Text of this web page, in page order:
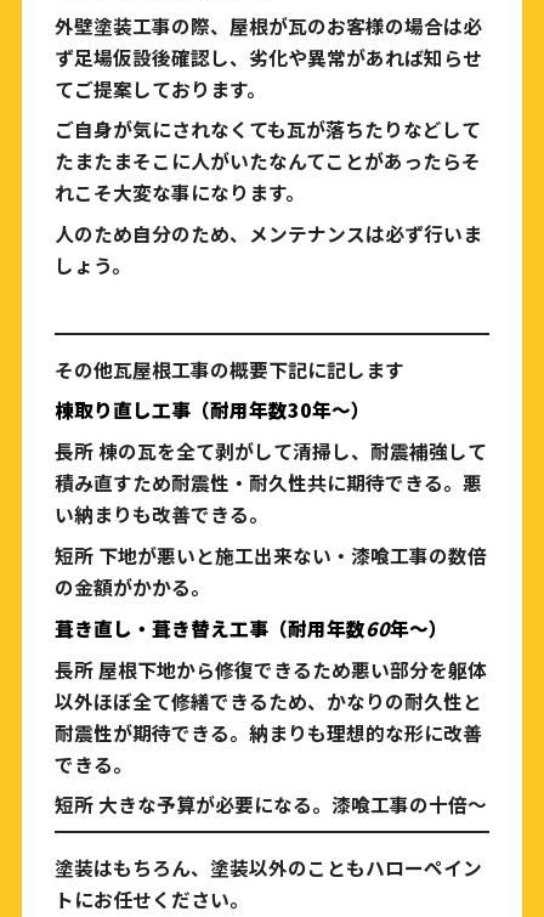
外壁塗装工事の際、屋根が瓦のお客様の場合は必
ず足場仮設後確認し、劣化や異常があれば知らせ
てご提案しております。
ご自身が気にされなくても瓦が落ちたりなどして
たまたまそこに人がいたなんてことがあったらそ
れこそ大変な事になります。
人のため自分のため、メンテナンスは必ず行いま
しょう。
その他瓦屋根工事の概要下記に記します
棟取り直し工事（耐用年数30年～）
長所 棟の瓦を全て剥がして清掃し、耐震補強して
積み直すため耐震性・耐久性共に期待できる。悪
い納まりも改善できる。
短所 下地が悪いと施工出来ない・漆喰工事の数倍
の金額がかかる。
葺き直し・葺き替え工事（耐用年数60年～）
長所 屋根下地から修復できるため悪い部分を躯体
以外ほぼ全て修繕できるため、かなりの耐久性と
耐震性が期待できる。納まりも理想的な形に改善
できる。
短所 大きな予算が必要になる。漆喰工事の十倍～
塗装はもちろん、塗装以外のこともハローペイン
トにお任せください。